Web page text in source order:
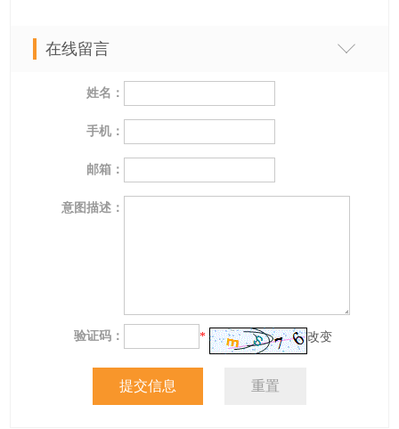
在线留言
姓名：
手机：
邮箱：
意图描述：
验证码： * 改变